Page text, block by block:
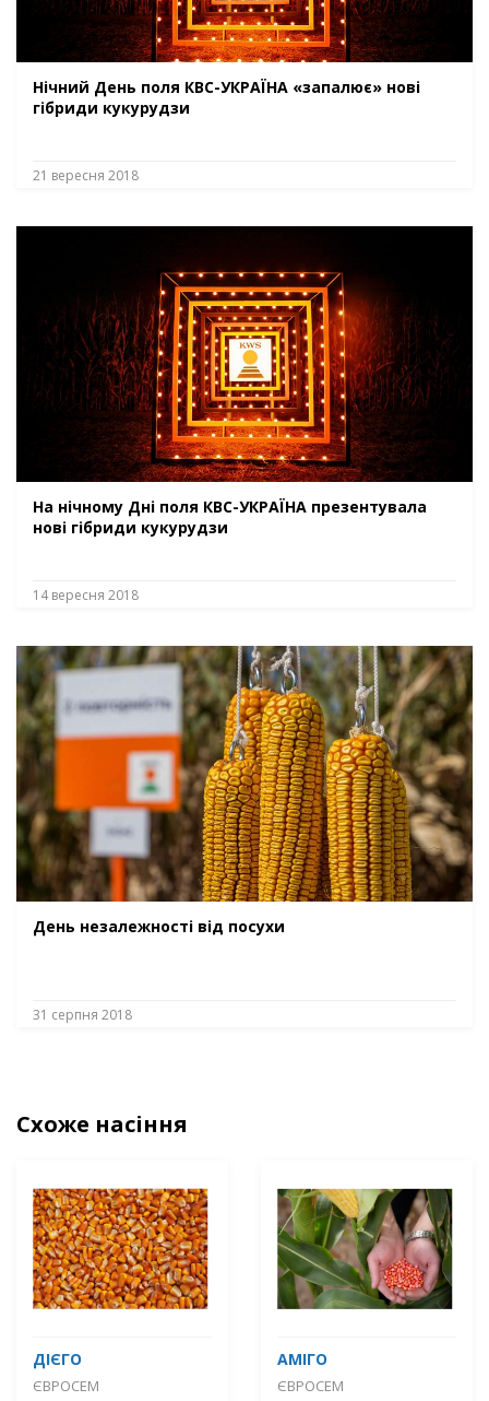
Нічний День поля КВС-УКРАЇНА «запалює» нові
гібриди кукурудзи
21 вересня 2018
На нічному Дні поля КВС-УКРАЇНА презентувала
нові гібриди кукурудзи
14 вересня 2018
День незалежності від посухи
31 серпня 2018
Схоже насіння
ДІЄГО
ЄВРОСЕМ
АМІГО
ЄВРОСЕМ